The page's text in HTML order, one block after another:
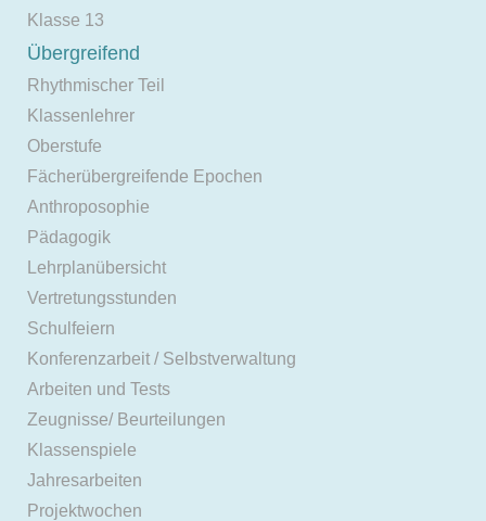
Klasse 13
Übergreifend
Rhythmischer Teil
Klassenlehrer
Oberstufe
Fächerübergreifende Epochen
Anthroposophie
Pädagogik
Lehrplanübersicht
Vertretungsstunden
Schulfeiern
Konferenzarbeit / Selbstverwaltung
Arbeiten und Tests
Zeugnisse/ Beurteilungen
Klassenspiele
Jahresarbeiten
Projektwochen